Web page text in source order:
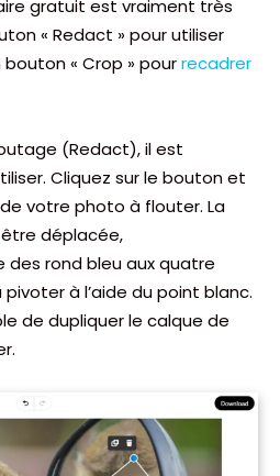
gratuit est vraiment très
« Redact » pour utiliser
« Crop » pourrecadrer
(Redact), il est
Cliquez sur le bouton et
votre photo à flouter. La
déplacée,
des rond bleu aux quatre
à l’aide du point blanc.
de dupliquer le calque de